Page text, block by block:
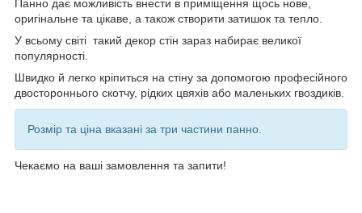
Панно дає можливість внести в приміщення щось нове,
оригінальне та цікаве, а також створити затишок та тепло.
У всьому світі такий декор стін зараз набирає великої
популярності.
Швидко й легко кріпиться на стіну за допомогою професійного
двостороннього скотчу, рідких цвяхів або маленьких гвоздиків.
Розмір та ціна вказані за три частини панно.
Чекаємо на ваші замовлення та запити!